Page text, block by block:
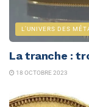
L'UNIVERS DES
La tranche :
18 OCTOBRE 2023